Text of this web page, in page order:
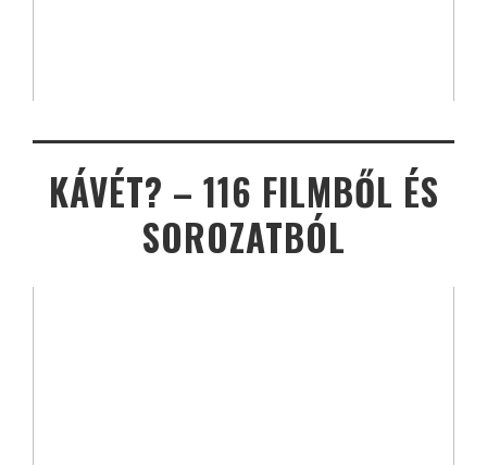
KÁVÉT? – 116 FILMBŐL ÉS
SOROZATBÓL